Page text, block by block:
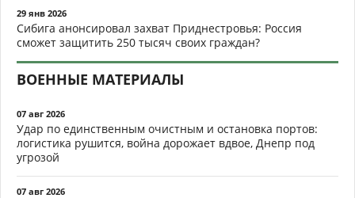
29 янв 2026
Сибига анонсировал захват Приднестровья: Россия
сможет защитить 250 тысяч своих граждан?
ВОЕННЫЕ МАТЕРИАЛЫ
07 авг 2026
Удар по единственным очистным и остановка портов:
логистика рушится, война дорожает вдвое, Днепр под
угрозой
07 авг 2026